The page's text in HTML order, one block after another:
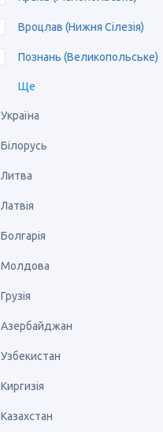
Вроцлав (Нижня Сілезія)
Познань (Великопольське)
Ще
Україна
Білорусь
Литва
Латвія
Болгарія
Молдова
Грузія
Азербайджан
Узбекистан
Киргизія
Казахстан